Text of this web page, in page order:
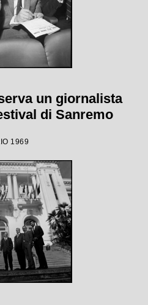
un giornalista
di Sanremo
1969